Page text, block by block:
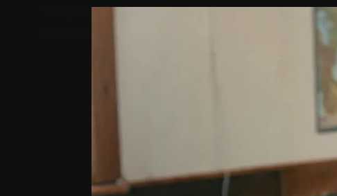
Телефон поддержки:+7 (727) 323 10 92
Политика